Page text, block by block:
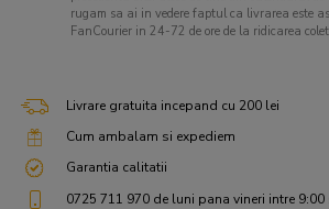
rugam sa ai in vedere faptul ca livrarea este
FanCourier in 24-72 de ore de la ridicarea
Livrare gratuita incepand cu 200 lei
Cum ambalam si expediem
Garantia calitatii
0725 711 970 de luni pana vineri intre 9:00